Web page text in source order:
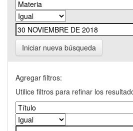
Iniciar nueva búsqueda
Agregar filtros:
Utilice filtros para refinar los